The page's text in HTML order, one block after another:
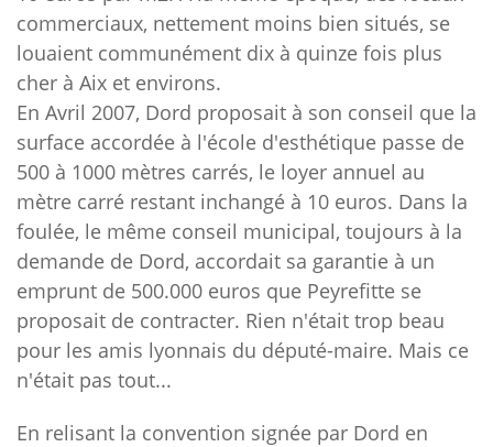
commerciaux, nettement moins bien situés, se
louaient communément dix à quinze fois plus
cher à Aix et environs.
En Avril 2007, Dord proposait à son conseil que la
surface accordée à l'école d'esthétique passe de
500 à 1000 mètres carrés, le loyer annuel au
mètre carré restant inchangé à 10 euros. Dans la
foulée, le même conseil municipal, toujours à la
demande de Dord, accordait sa garantie à un
emprunt de 500.000 euros que Peyrefitte se
proposait de contracter. Rien n'était trop beau
pour les amis lyonnais du député-maire. Mais ce
n'était pas tout...
En relisant la convention signée par Dord en